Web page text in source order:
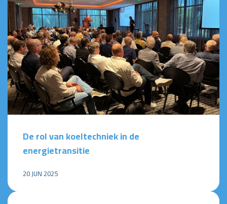
De rol van koeltechniek in de
energietransitie
20 JUN 2025